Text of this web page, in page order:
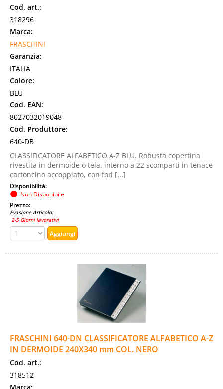
Cod. art.:
318296
Marca:
FRASCHINI
Garanzia:
ITALIA
Colore:
BLU
Cod. EAN:
8027032019048
Cod. Produttore:
640-DB
CLASSIFICATORE ALFABETICO A-Z BLU. Robusta copertina
rivestita in dermoide o tela. interno a 22 scomparti in tenace
cartoncino accoppiato, con fori [...]
Disponibilità:
Non Disponibile
Prezzo:
Evasione Articolo:
2-5 Giorni lavorativi
FRASCHINI 640-DN CLASSIFICATORE ALFABETICO A-Z
IN DERMOIDE 240X340 mm COL. NERO
Cod. art.:
318512
Marca: